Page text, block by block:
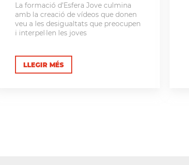
La formació d’Esfera Jove culmina
amb la creació de vídeos que donen
veu a les desigualtats que preocupen
i interpel·len les joves
LLEGIR MÉS